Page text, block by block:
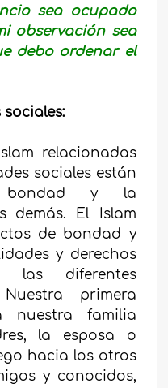
sea ocupado
observación sea
debo ordenar el
relacionadas
sociales están
y la
demás. El Islam
de bondad y
y derechos
las diferentes
primera
nuestra familia
la esposa o
hacia los otros
y conocidos,